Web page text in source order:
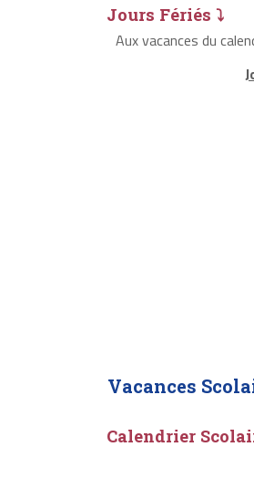
Jours Fériés ⤵
Aux vacances du
Vacances
Calendrier